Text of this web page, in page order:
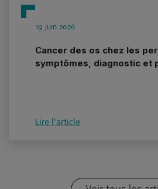
19 juin 2026
Cancer des os chez les
symptômes, diagnostic et
Lire l'article